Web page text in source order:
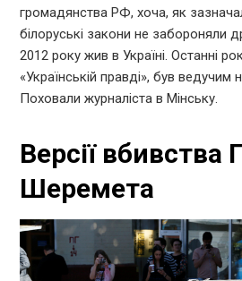
громадянства РФ, хоча, як
білоруські закони не забороняли
2012 року жив в Україні. Останні
«Українській правді», був ведучим
Поховали журналіста в Мінську.
Версії вбивства
Шеремета